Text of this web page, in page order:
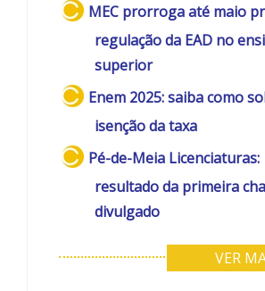
MEC prorroga até maio
regulação da EAD no
superior
Enem 2025: saiba como
isenção da taxa
Pé-de-Meia Licenciaturas:
resultado da primeira
divulgado
VER